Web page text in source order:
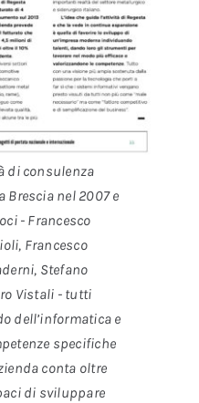
di consulenza
nel 2007 e
- Francesco
Francesco
Stefano
Vistali - tutti
dell’informatica e
specifiche
conta oltre
di sviluppare